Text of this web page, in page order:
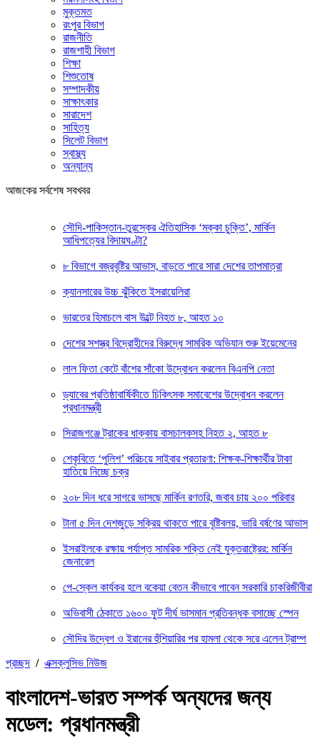
মুক্তমত
রংপুর বিভাগ
রাজনীতি
রাজশাহী বিভাগ
শিক্ষা
শিশুতোষ
সম্পাদকীয়
সাক্ষাৎকার
সারাদেশ
সাহিত্য
সিলেট বিভাগ
স্বাস্থ্য
অন্যান্য
আজকের সর্বশেষ সবখবর
সৌদি-পাকিস্তান-তুরস্কের ঐতিহাসিক ‘মক্কা চুক্তি’, মার্কিন
আধিপত্যের বিদায়ঘণ্টা?
৮ বিভাগে বজ্রবৃষ্টির আভাস, বাড়তে পারে সারা দেশের তাপমাত্রা
ক্যানসারের উচ্চ ঝুঁকিতে ইসরায়েলিরা
ভারতের হিমাচলে বাস উল্টে নিহত ৮, আহত ১০
দেশের সশস্ত্র বিদ্রোহীদের বিরুদ্ধে সামরিক অভিযান শুরু ইয়েমেনের
লাল ফিতা কেটে বাঁশের সাঁকো উদ্বোধন করলেন বিএনপি নেতা
ড্যাবের প্রতিষ্ঠাবার্ষিকীতে চিকিৎসক সমাবেশের উদ্বোধন করলেন
প্রধানমন্ত্রী
সিরাজগঞ্জে ট্রাকের ধাক্কায় বাসচালকসহ নিহত ২, আহত ৮
শেকৃবিতে ‘পুলিশ’ পরিচয়ে সাইবার প্রতারণা: শিক্ষক-শিক্ষার্থীর টাকা
হাতিয়ে নিচ্ছে চক্র
২০৮ দিন ধরে সাগরে ভাসছে মার্কিন রণতরি, জবাব চায় ২০০ পরিবার
টানা ৫ দিন দেশজুড়ে সক্রিয় থাকতে পারে বৃষ্টিবলয়, ভারি বর্ষণের আভাস
ইসরাইলকে রক্ষায় পর্যাপ্ত সামরিক শক্তি নেই যুক্তরাষ্ট্রের: মার্কিন
জেনারেল
পে-স্কেল কার্যকর হলে বকেয়া বেতন কীভাবে পাবেন সরকারি চাকরিজীবীরা
অভিবাসী ঠেকাতে ১৬০০ ফুট দীর্ঘ ভাসমান প্রতিবন্ধক বসাচ্ছে স্পেন
সৌদির উদ্বেগ ও ইরানের হুঁশিয়ারির পর হামলা থেকে সরে এলেন ট্রাম্প
প্রচ্ছদ / এক্সক্লুসিভ নিউজ
বাংলাদেশ-ভারত সম্পর্ক অন্যদের জন্য
মডেল: প্রধানমন্ত্রী